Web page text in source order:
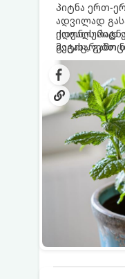
პიტნა ერთ-
ადვილად
იდეალურად
მეტიც,
პიტნა
ღია გრუნტში
ძალიან
მცენარეებს
ქოთნის
ჩაის,